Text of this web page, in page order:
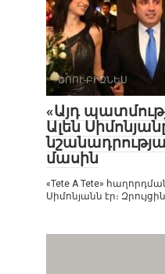
ՇՈՈՒ-ԲԻԶՆԵՍ
«Այդ
Ալեն
մասին
«Tete A Tete»
Սիմոնյանն էր։